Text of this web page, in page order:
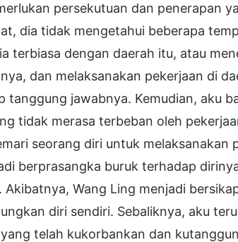
persekutuan dan penerapan
dia tidak mengetahui beberapa
terbiasa dengan daerah itu, atau
dan melaksanakan pekerjaan di
tanggung jawabnya. Kemudian, aku
tidak merasa terbeban oleh
seorang diri untuk melaksanakan
berprasangka buruk terhadap
Wang Ling menjadi
diri sendiri. Sebaliknya, aku
telah kukorbankan dan